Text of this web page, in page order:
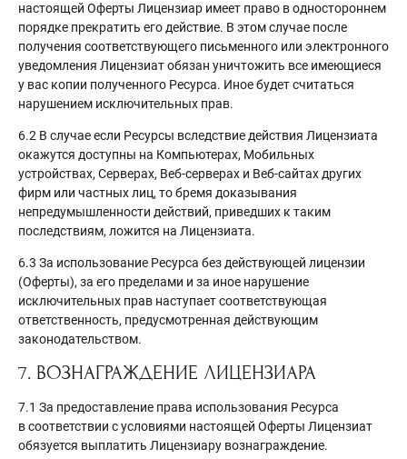
настоящей Оферты Лицензиар имеет право в одностороннем
порядке прекратить его действие. В этом случае после
получения соответствующего письменного или электронного
уведомления Лицензиат обязан уничтожить все имеющиеся
у вас копии полученного Ресурса. Иное будет считаться
нарушением исключительных прав.
6.2 В случае если Ресурсы вследствие действия Лицензиата
окажутся доступны на Компьютерах, Мобильных
устройствах, Серверах, Веб-серверах и Веб-сайтах других
фирм или частных лиц, то бремя доказывания
непредумышленности действий, приведших к таким
последствиям, ложится на Лицензиата.
6.3 За использование Ресурса без действующей лицензии
(Оферты), за его пределами и за иное нарушение
исключительных прав наступает соответствующая
ответственность, предусмотренная действующим
законодательством.
7. ВОЗНАГРАЖДЕНИЕ ЛИЦЕНЗИАРА
7.1 За предоставление права использования Ресурса
в соответствии с условиями настоящей Оферты Лицензиат
обязуется выплатить Лицензиару вознаграждение.